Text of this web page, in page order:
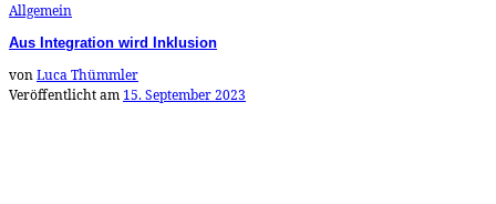
Allgemein
Aus Integration wird Inklusion
vonLuca Thümmler
Veröffentlicht am 15. September 2023